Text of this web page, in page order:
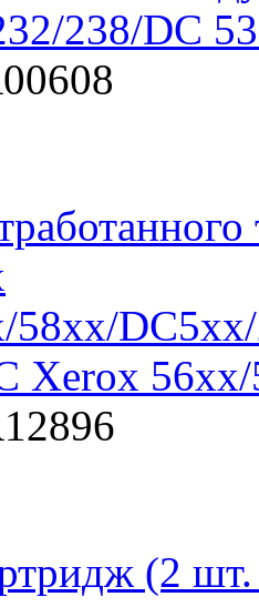
238/DC
Xerox